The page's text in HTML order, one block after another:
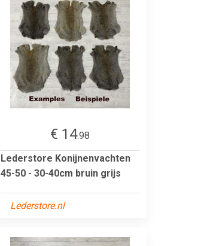
€ 14.98
Lederstore Konijnenvachten
45-50 - 30-40cm bruin grijs
Lederstore.nl